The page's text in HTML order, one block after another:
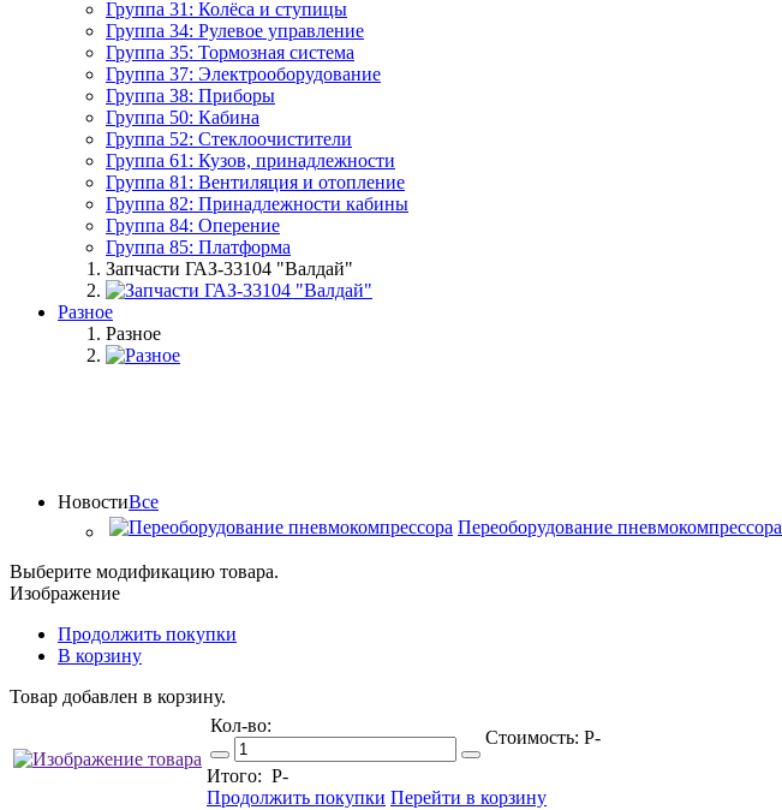
Группа 31: Колёса и ступицы
Группа 34: Рулевое управление
Группа 35: Тормозная система
Группа 37: Электрооборудование
Группа 38: Приборы
Группа 50: Кабина
Группа 52: Стеклоочистители
Группа 61: Кузов, принадлежности
Группа 81: Вентиляция и отопление
Группа 82: Принадлежности кабины
Группа 84: Оперение
Группа 85: Платформа
Запчасти ГАЗ-33104 "Валдай"
Разное
Разное
НовостиВсе
Переоборудование пневмокомпрессора
Выберите модификацию товара.
Изображение
Продолжить покупки
В корзину
Товар добавлен в корзину.
Кол-во:
Стоимость: Р-
Итого: Р-
Продолжить покупки Перейти в корзину